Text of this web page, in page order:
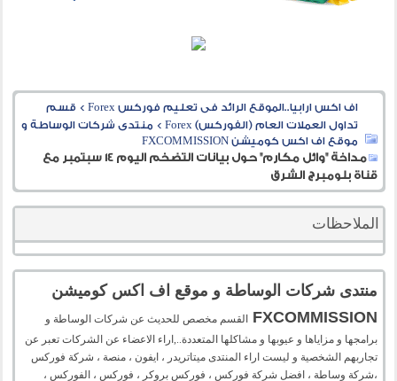
اف اكس ارابيا..الموقع الرائد فى تعليم فوركس Forex > قسم
تداول العملات العام (الفوركس) Forex
> منتدى شركات الوساطة و
موقع اف اكس كوميشن FXCOMMISSION
مداخة "وائل مكارم" حول بيانات التضخم اليوم 14 سبتمبر مع
قناة بلومبرج الشرق
الملاحظات
منتدى شركات الوساطة و موقع اف اكس كوميشن
FXCOMMISSION
القسم مخصص للحديث عن شركات الوساطة و
برامجها و مزاياها و عيوبها و مشاكلها المتعددة..,اراء الاعضاء عن الشركات تعبر عن
تجاربهم الشخصية و ليست اراء المنتدى ميتاتريدر ، ايفون ، منصة ، شركة فوركس
،شركة وساطة ، افضل شركة فوركس ، فوركس بروكر ، فوركس ، الفوركس ،